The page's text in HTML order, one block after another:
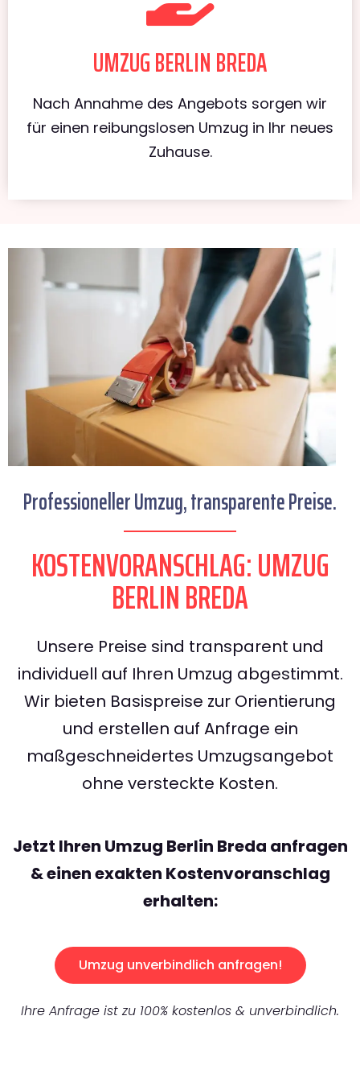
UMZUG BERLIN BREDA
Nach Annahme des Angebots sorgen wir
für einen reibungslosen Umzug in Ihr neues
Zuhause.
Professioneller Umzug, transparente Preise.
KOSTENVORANSCHLAG: UMZUG
BERLIN BREDA
Unsere Preise sind transparent und
individuell auf Ihren Umzug abgestimmt.
Wir bieten Basispreise zur Orientierung
und erstellen auf Anfrage ein
maßgeschneidertes Umzugsangebot
ohne versteckte Kosten.
Jetzt Ihren Umzug Berlin Breda anfragen
& einen exakten Kostenvoranschlag
erhalten:
Umzug unverbindlich anfragen!
Ihre Anfrage ist zu 100% kostenlos & unverbindlich.